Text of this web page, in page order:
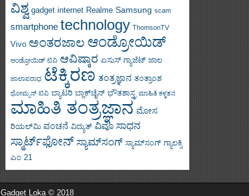
ವಿಶ್ವ gadget internet Realme Samsung scam
smartphone technology ThomsonTV
Vivo ಅಂತರಜಾಲ ಆಂಡ್ರೋಯಿಡ್
ಆಂಡ್ರೋಯಿಡ್ ಟಿವಿ ಆವಿಷ್ಕಾರ ಏಸುಸ್ ಗ್ಯಾಜೆಟ್ ಜಾಲ
ಜಾಲಾಪರಾಧ ಟೆಕ್ಕಿರಣ ತಂತ್ರಜ್ಞಾನ ತಂತ್ರಾಂಶ
ಥೋಮ್ಸನ್ ಟಿವಿ ಬ್ಯಾಟರಿ ಬ್ಲಾಕ್‌ಚೈನ್ ಭೌತಶಾಸ್ತ್ರ ಮಾಹಿತಿ ಕಳ್ಳತನ
ಮಾಹಿತಿ ತಂತ್ರಜ್ಞಾನ ಮೋಸ
ರಿಯಲ್‌ಮಿ ವಂಚನೆ ವಿದ್ಯುತ್ ವಿವೊ ಸಾಧನ
ಸ್ಮಾರ್ಟ್‌ಫೋನ್ ಸ್ಯಾಮ್‌ಸಂಗ್ ಸ್ಯಾಮ್‌ಸಂಗ್ ಗ್ಯಾಲಕ್ಸಿ
ಎಂ 21
Gadget Loka © 2018